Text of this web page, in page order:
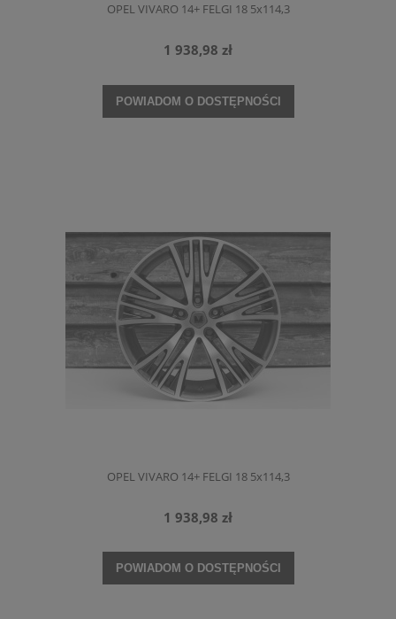
OPEL VIVARO 14+ FELGI 18 5x114,3
1 938,98 zł
POWIADOM O DOSTĘPNOŚCI
OPEL VIVARO 14+ FELGI 18 5x114,3
1 938,98 zł
POWIADOM O DOSTĘPNOŚCI